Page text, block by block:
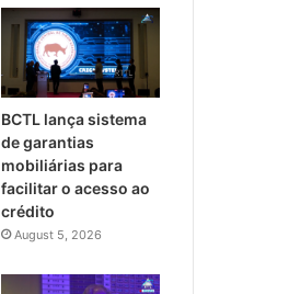
BCTL lança sistema
de garantias
mobiliárias para
facilitar o acesso ao
crédito
August 5, 2026